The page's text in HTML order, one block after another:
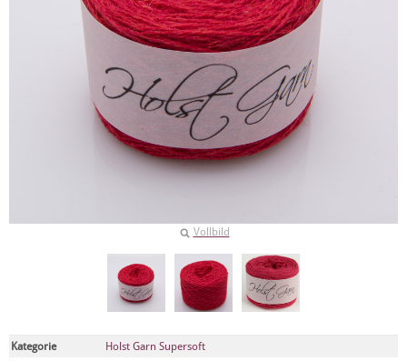
Vollbild
Kategorie
Holst Garn Supersoft